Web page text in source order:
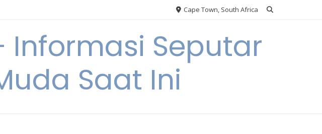
Cape Town, South Africa
Informasi Seputar
Saat Ini